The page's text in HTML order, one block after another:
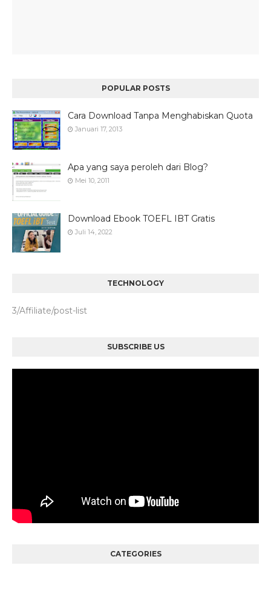
POPULAR POSTS
Cara Download Tanpa Menghabiskan Quota
Januari 17, 2013
Apa yang saya peroleh dari Blog?
Mei 10, 2011
Download Ebook TOEFL IBT Gratis
Juli 14, 2022
TECHNOLOGY
3/Affiliate/post-list
SUBSCRIBE US
CATEGORIES